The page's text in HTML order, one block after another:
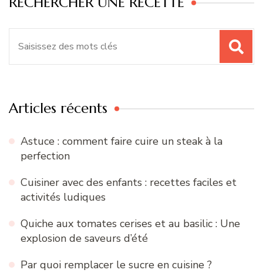
Articles récents
Astuce : comment faire cuire un steak à la
perfection
Cuisiner avec des enfants : recettes faciles et
activités ludiques
Quiche aux tomates cerises et au basilic : Une
explosion de saveurs d’été
Par quoi remplacer le sucre en cuisine ?